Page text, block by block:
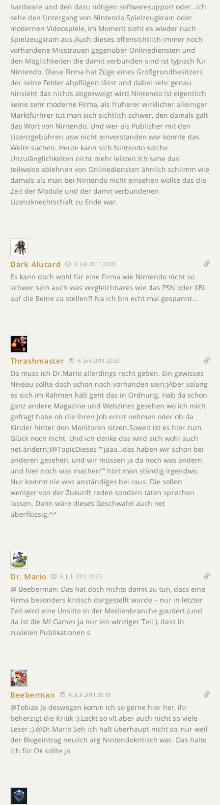
hardware und den dazu nötigen softwaresupport oder…ich
sehe den Untergang von Nintendo.Spielzeugkram oder
modernen Videospiele, im Moment sieht es wieder nach
Spielzeugkram aus.Auch dieses offensichtlich immer noch
vorhandene Misstrauen gegenüber Onlinediensten und
den Möglichkeiten die damit verbunden sind ist typisch für
Nintendo. Diese Firma hat Züge eines Großgrundbesitzers
der seine Felder abpflügen lässt und dabei sehr genau
hinsieht das nichts abgezweigt wird.Nintendo ist eigentlich
keine sehr moderne Firma, als früherer wirklicher alleiniger
Marktfürhrer tut man sich sichtlich schwer, den damals galt
das Wort von Nintendo. Und wer als Publisher mit den
Lizenzgebühren usw nicht einverstanden war konnte das
Weite suchen. Heute kann sich Nintendo solche
Unzulänglichkeiten nicht mehr leisten.Ich sehe das
teilweise ablehnen von Onlinediensten ähnlich schlimm wie
damals als man bei Nintendo nicht einsehen wollte das die
Zeit der Module und der damit verbundenen
Lizenzknechtschaft zu Ende war.
Dark Alucard 6. Juli 2011 23:35
Es kann doch wohl für eine Firma wie Nintendo nicht so
schwer sein auch was vergleichbares wie das PSN oder XBL
auf die Beine zu stellen?! Na ich bin echt mal gespannt…
Thrashmaster 6. Juli 2011 22:52
Da muss ich Dr.Mario allerdings recht geben. Ein gewisses
Niveau sollte doch schon noch vorhanden sein;)Aber solang
es sich im Rahmen hält geht das in Ordnung. Hab da schon
ganz andere Magazine und Webzines gesehen wo ich mich
gefragt habe ob die Ihren Job ernst nehmen oder ob da
Kinder hinter den Monitoren sitzen.Soweit ist es hier zum
Glück noch nicht. Und ich denke das wird sich wohl auch
net ändern;)@TopicDieses “”jaaa…das haben wir schon bei
anderen gesehen, und wir müssen ja da noch was ändern
und hier noch was machen”” hört man ständig irgendwo.
Nur kommt nie was anständiges bei raus. Die sollen
weniger von der Zukunft reden sondern taten sprechen
lassen. Dann wäre dieses Geschwafel auch net
überflüssig.^^
Dr. Mario 6. Juli 2011 20:23
@ Beeberman: Das hat doch nichts damit zu tun, dass eine
Firma besonders kritisch dargestellt wurde – nur in letzter
Zeit wird eine Unsitte in der Medienbranche goutiert (und
da ist die M! Games ja nur ein winziger Teil ), dass in
zuvielen Publikationen s
Beeberman 6. Juli 2011 20:10
@Tobias Ja deswegen komm ich so gerne hier her, ihr
beherzigt die Kritik :).Lockt so vlt aber auch nicht so viele
Leser ;).@Dr.Mario Seh ich halt überhaupt nicht so, nur weil
der Blogeintrag neulich arg Nintendokritisch war. Das halte
ich für Ok sollte ja